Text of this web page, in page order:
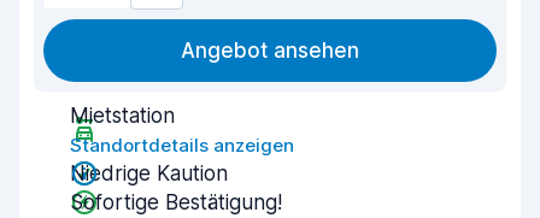
Angebot ansehen
Mietstation
Standortdetails anzeigen
Niedrige Kaution
Sofortige Bestätigung!